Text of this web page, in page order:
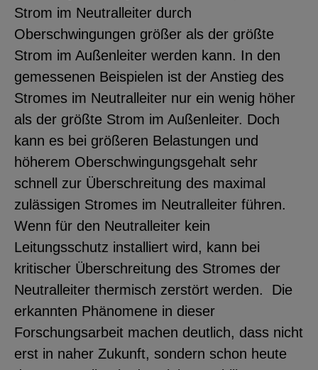
Strom im Neutralleiter durch
Oberschwingungen größer als der größte
Strom im Außenleiter werden kann. In den
gemessenen Beispielen ist der Anstieg des
Stromes im Neutralleiter nur ein wenig höher
als der größte Strom im Außenleiter. Doch
kann es bei größeren Belastungen und
höherem Oberschwingungsgehalt sehr
schnell zur Überschreitung des maximal
zulässigen Stromes im Neutralleiter führen.
Wenn für den Neutralleiter kein
Leitungsschutz installiert wird, kann bei
kritischer Überschreitung des Stromes der
Neutralleiter thermisch zerstört werden. Die
erkannten Phänomene in dieser
Forschungsarbeit machen deutlich, dass nicht
erst in naher Zukunft, sondern schon heute